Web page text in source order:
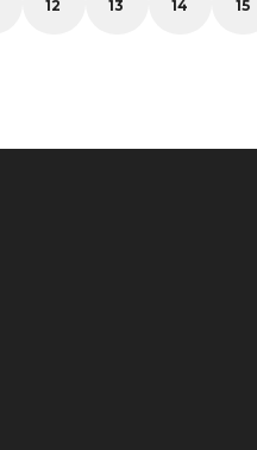
12 13 14 15